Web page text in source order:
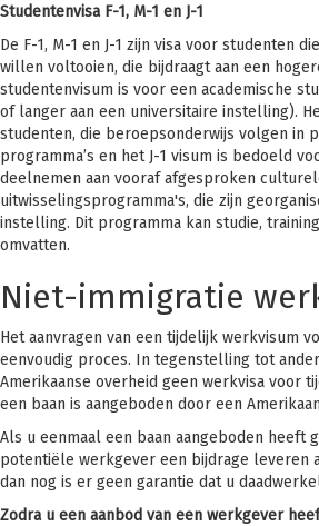
Studentenvisa F-1, M-1 en J-1
De F-1, M-1 en J-1 zijn visa voor studenten
willen voltooien, die bijdraagt aan een
studentenvisum is voor een academische
of langer aan een universitaire instelling).
studenten, die beroepsonderwijs volgen in
programma’s en het J-1 visum is bedoeld
deelnemen aan vooraf afgesproken
uitwisselingsprogramma's, die zijn
instelling. Dit programma kan studie,
omvatten.
Niet-immigratie
Het aanvragen van een tijdelijk werkvisum
eenvoudig proces. In tegenstelling tot
Amerikaanse overheid geen werkvisa voor
een baan is aangeboden door een
Als u eenmaal een baan aangeboden heeft
potentiële werkgever een bijdrage leveren
dan nog is er geen garantie dat u
Zodra u een aanbod van een werkgever